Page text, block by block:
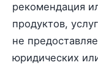
рекомендация
продуктов,
не
юридических